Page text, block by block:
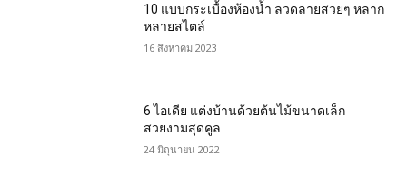
10 แบบกระเบื้องห้องน้ำ ลวดลายสวยๆ หลาก
หลายสไตล์
16 สิงหาคม 2023
6 ไอเดีย แต่งบ้านด้วยต้นไม้ขนาดเล็ก
สวยงามสุดคูล
24 มิถุนายน 2022